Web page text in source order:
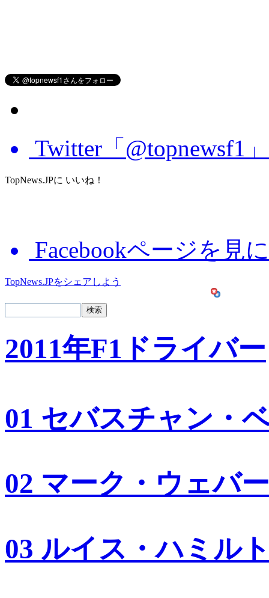
Twitter「@topnewsf1
TopNews.JPに いいね！
Facebookページを見
TopNews.JPをシェアしよう
2011年F1ドライバー
01 セバスチャン・
02 マーク・ウェバー
03 ルイス・ハミル